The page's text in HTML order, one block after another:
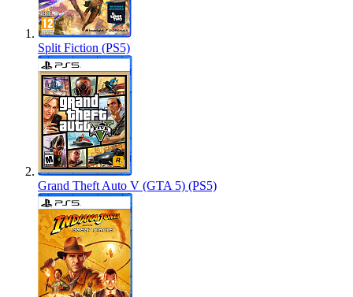
Split Fiction (PS5)
Grand Theft Auto V (GTA 5) (PS5)